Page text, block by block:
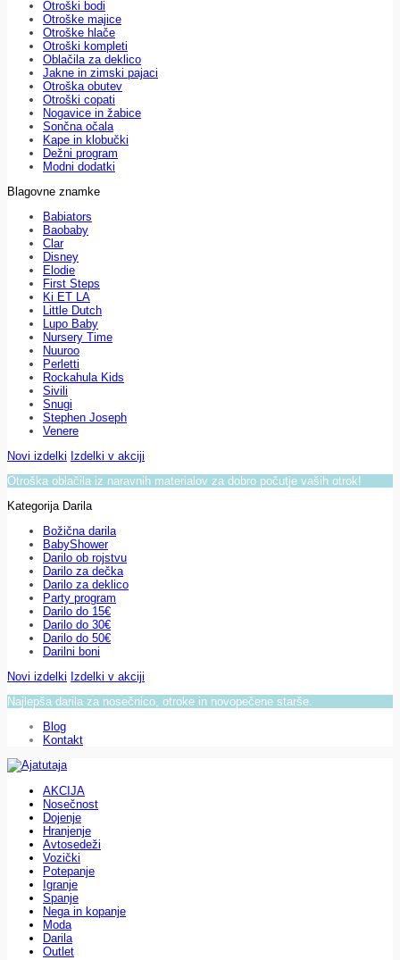
Otroški bodi
Otroške majice
Otroške hlače
Otroški kompleti
Oblačila za deklico
Jakne in zimski pajaci
Otroška obutev
Otroški copati
Nogavice in žabice
Sončna očala
Kape in klobučki
Dežni program
Modni dodatki
Blagovne znamke
Babiators
Baobaby
Clar
Disney
Elodie
First Steps
Ki ET LA
Little Dutch
Lupo Baby
Nursery Time
Nuuroo
Perletti
Rockahula Kids
Sivili
Snugi
Stephen Joseph
Venere
Novi izdelki Izdelki v akciji
Otroška oblačila iz naravnih materialov za dobro počutje vaših otrok!
Kategorija Darila
Božična darila
BabyShower
Darilo ob rojstvu
Darilo za dečka
Darilo za deklico
Party program
Darilo do 15€
Darilo do 30€
Darilo do 50€
Darilni boni
Novi izdelki Izdelki v akciji
Najlepša darila za nosečnico, otroke in novopečene starše.
Blog
Kontakt
AKCIJA
Nosečnost
Dojenje
Hranjenje
Avtosedeži
Vozički
Potepanje
Igranje
Spanje
Nega in kopanje
Moda
Darila
Outlet